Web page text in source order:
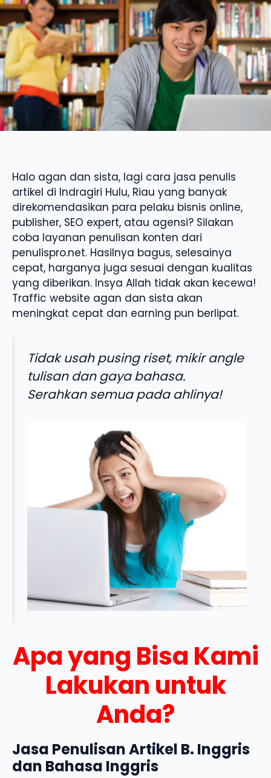
Halo agan dan sista, lagi cara jasa penulis
artikel di Indragiri Hulu, Riau yang banyak
direkomendasikan para pelaku bisnis online,
publisher, SEO expert, atau agensi? Silakan
coba layanan penulisan konten dari
penulispro.net. Hasilnya bagus, selesainya
cepat, harganya juga sesuai dengan kualitas
yang diberikan. Insya Allah tidak akan kecewa!
Traffic website agan dan sista akan
meningkat cepat dan earning pun berlipat.
Tidak usah pusing riset, mikir angle
tulisan dan gaya bahasa.
Serahkan semua pada ahlinya!
Apa yang Bisa Kami
Lakukan untuk
Anda?
Jasa Penulisan Artikel B. Inggris
dan Bahasa Inggris